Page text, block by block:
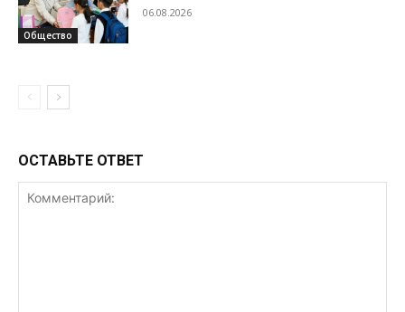
Общество
06.08.2026
ОСТАВЬТЕ ОТВЕТ